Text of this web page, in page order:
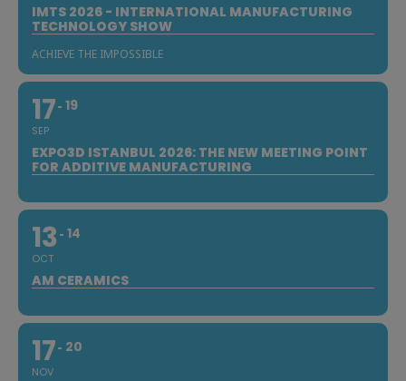
IMTS 2026 - INTERNATIONAL MANUFACTURING
TECHNOLOGY SHOW
ACHIEVE THE IMPOSSIBLE
17
SEP
19
EXPO3D ISTANBUL 2026: THE NEW MEETING POINT
FOR ADDITIVE MANUFACTURING
13
OCT
14
AM CERAMICS
17
NOV
20